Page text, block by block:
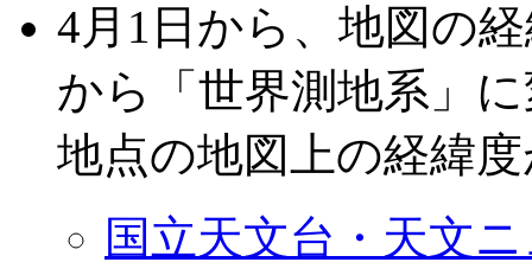
4月1日から、地図の
から「世界測地系」
地点の地図上の経緯
国立天文台・天文